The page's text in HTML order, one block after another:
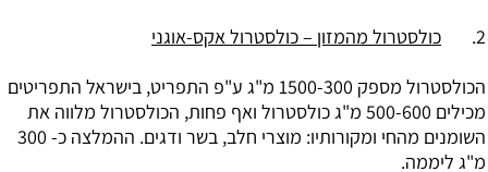
2.
כולסטרול מהמזון – כולסטרול אקס-אוגני
הכולסטרול מספק 1500-300 מ"ג ע"פ התפריט, בישראל התפריטים
מכילים 500-600 מ"ג כולסטרול ואף פחות, הכולסטרול מלווה את
השומנים מהחי ומקורותיו: מוצרי חלב, בשר ודגים. ההמלצה כ- 300
מ"ג ליממה.